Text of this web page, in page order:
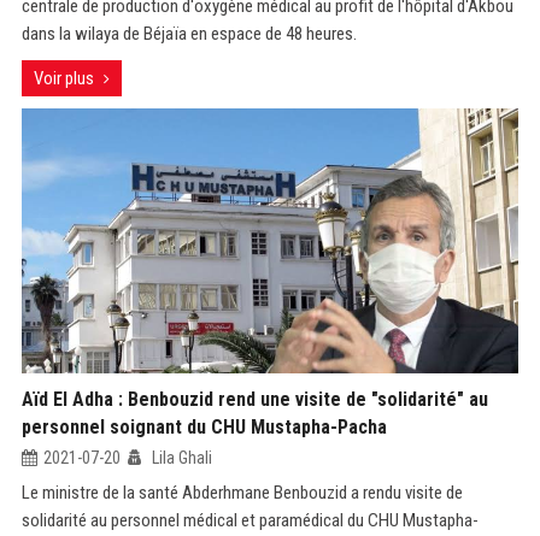
centrale de production d'oxygène médical au profit de l'hôpital d'Akbou
dans la wilaya de Béjaïa en espace de 48 heures.
Voir plus
Aïd El Adha : Benbouzid rend une visite de "solidarité" au
personnel soignant du CHU Mustapha-Pacha
2021-07-20 Lila Ghali
Le ministre de la santé Abderhmane Benbouzid a rendu visite de
solidarité au personnel médical et paramédical du CHU Mustapha-